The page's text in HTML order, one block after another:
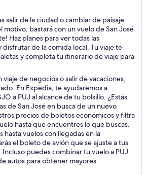
salir de la ciudad o cambiar de paisaje.
motivo, bastará con un vuelo de San José
Haz planes para ver todas las
disfrutar de la comida local. Tu viaje te
y completa tu itinerario de viaje para
viaje de negocios o salir de vacaciones,
En Expedia, te ayudaremos a
a PUJ al alcance de tu bolsillo. ¿Estás
de San José en busca de un nuevo
precios de boletos económicos y filtra
hasta que encuentres lo que buscas.
hasta vuelos con llegadas en la
el boleto de avión que se ajuste a tus
puedes combinar tu vuelo a PUJ
autos para obtener mayores